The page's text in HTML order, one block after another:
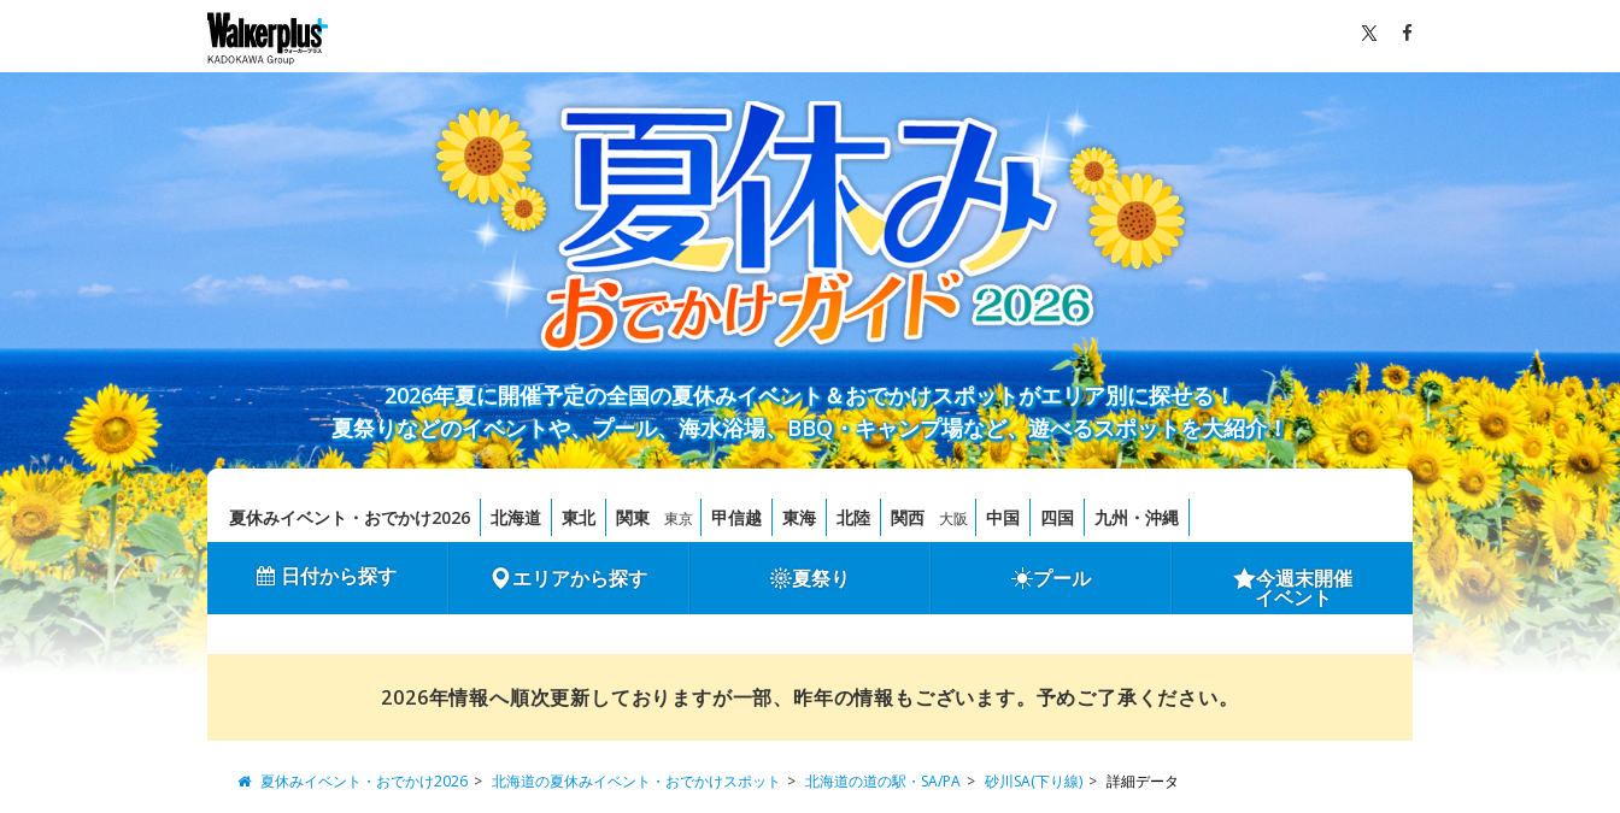
2026年夏に開催予定の全国の夏休みイベント＆おでかけスポットがエリア別に探せる！
夏祭りなどのイベントや、プール、海水浴場、BBQ・キャンプ場など、遊べるスポットを大紹介！
夏休みイベント・おでかけ2026 北海道 東北 関東 東京 甲信越 東海 北陸 関西 大阪 中国 四国 九州・沖縄
日付から探す エリアから探す 夏祭り プール 今週末開催
イベント
2026年情報へ順次更新しておりますが一部、昨年の情報もございます。予めご了承ください。
夏休みイベント・おでかけ2026 北海道の夏休みイベント・おでかけスポット 北海道の道の駅・SA/PA 砂川SA(下り線) 詳細データ